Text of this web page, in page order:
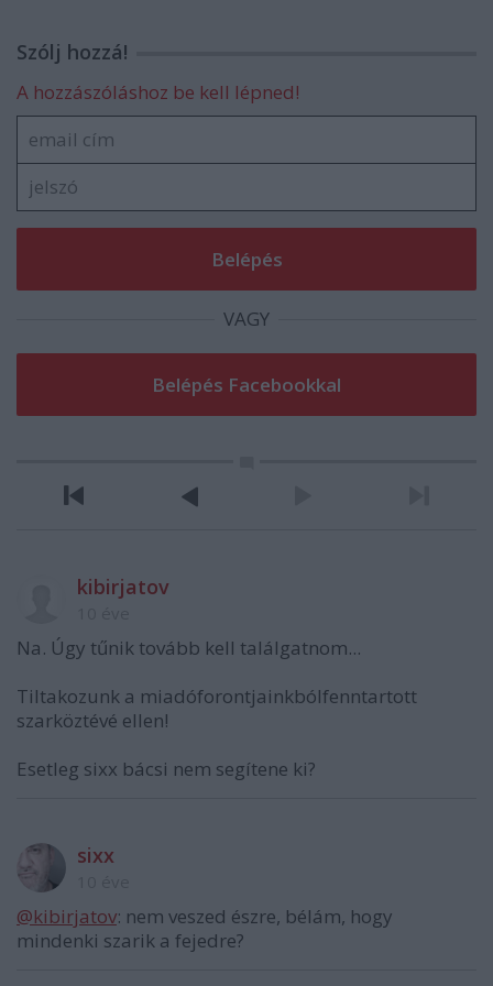
Szólj hozzá!
A hozzászóláshoz be kell lépned!
VAGY
kibirjatov
Na. Úgy tűnik tovább kell találgatnom...
Tiltakozunk a miadóforontjainkbólfenntartott
szarköztévé ellen!
Esetleg sixx bácsi nem segítene ki?
sixx
@kibirjatov: nem veszed észre, bélám, hogy
mindenki szarik a fejedre?